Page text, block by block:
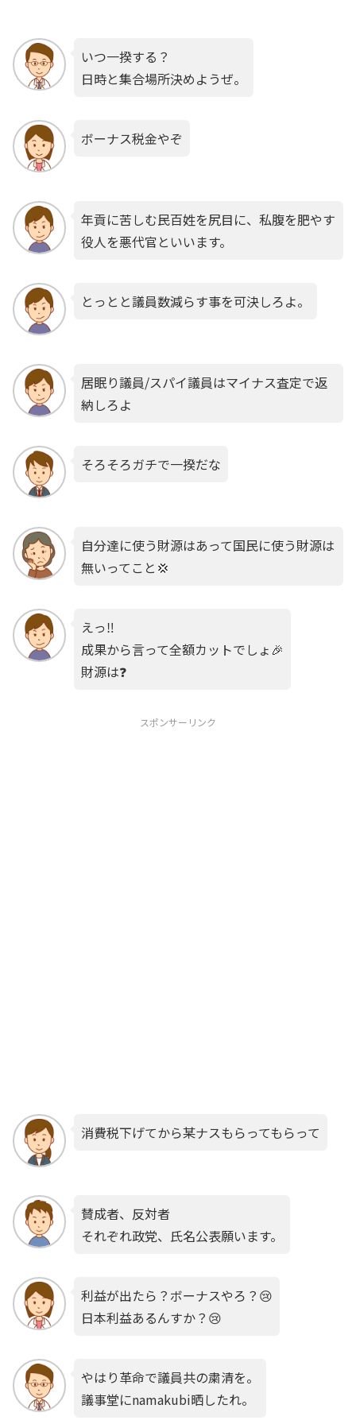
いつ一揆する？
日時と集合場所決めようぜ。
ボーナス税金やぞ
年貢に苦しむ民百姓を尻目に、私腹を肥やす
役人を悪代官といいます。
とっとと議員数減らす事を可決しろよ。
居眠り議員/スパイ議員はマイナス査定で返
納しろよ
そろそろガチで一揆だな
自分達に使う財源はあって国民に使う財源は
無いってこと💢
えっ‼️
成果から言って全額カットでしょ🎉
財源は❓️
スポンサーリンク
消費税下げてから某ナスもらってもらって
賛成者、反対者
それぞれ政党、氏名公表願います。
利益が出たら？ボーナスやろ？😢
日本利益あるんすか？😢
やはり革命で議員共の粛清を。
議事堂にnamakubi晒したれ。